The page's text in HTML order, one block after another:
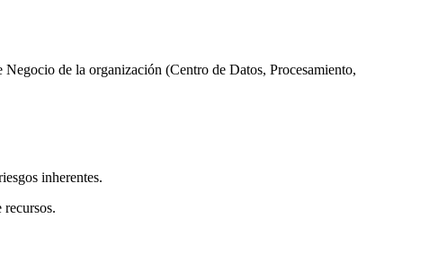
de la organización (Centro de Datos, Procesamiento,
inherentes.